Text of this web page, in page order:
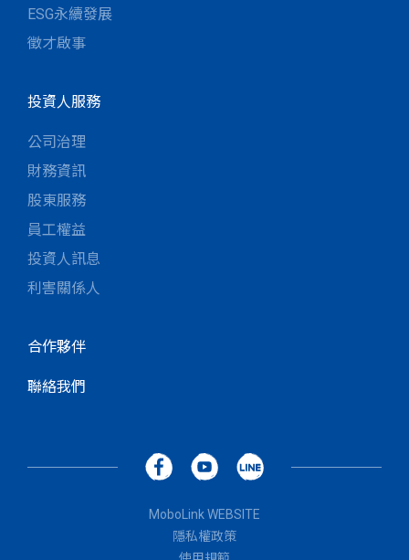
ESG永續發展
徵才啟事
投資人服務
公司治理
財務資訊
股東服務
員工權益
投資人訊息
利害關係人
合作夥伴
聯絡我們
MoboLink WEBSITE
隱私權政策